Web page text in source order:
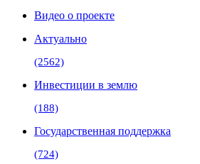
Видео о проекте
Актуально
(2562)
Инвестиции в землю
(188)
Государственная поддержка
(724)